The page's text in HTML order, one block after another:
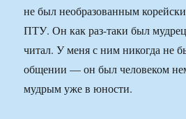
не был необразованным
ПТУ. Он как раз-таки был
читал. У меня с ним никогда не
общении — он был человеком
мудрым уже в юности.